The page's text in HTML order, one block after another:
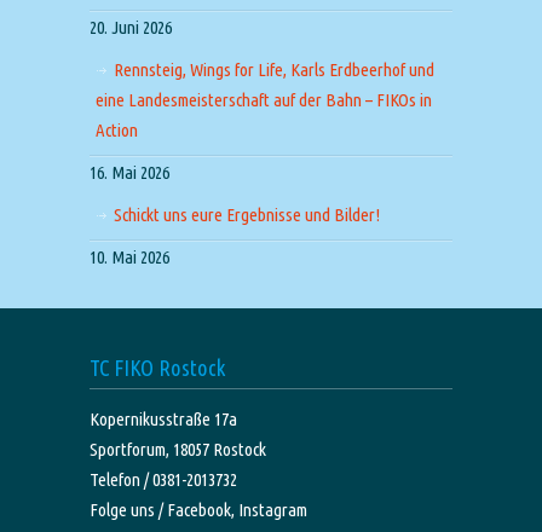
20. Juni 2026
Rennsteig, Wings for Life, Karls Erdbeerhof und
eine Landesmeisterschaft auf der Bahn – FIKOs in
Action
16. Mai 2026
Schickt uns eure Ergebnisse und Bilder!
10. Mai 2026
TC FIKO Rostock
Kopernikusstraße 17a
Sportforum, 18057 Rostock
Telefon / 0381-2013732
Folge uns /Facebook, Instagram